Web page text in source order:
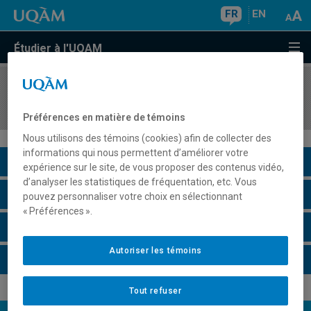
FR EN
Étudier à l'UQAM
COURS//
Description du cours
Horaire - Été 2026
Préférences en matière de témoins
Nous utilisons des témoins (cookies) afin de collecter des
informations qui nous permettent d’améliorer votre
expérience sur le site, de vous proposer des contenus vidéo,
d’analyser les statistiques de fréquentation, etc. Vous
pouvez personnaliser votre choix en sélectionnant
« Préférences ».
Tout refuser
Autoriser les témoins